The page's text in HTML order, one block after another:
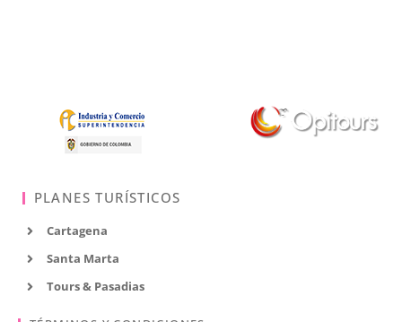
PLANES TURÍSTICOS
Cartagena
Santa Marta
Tours & Pasadias